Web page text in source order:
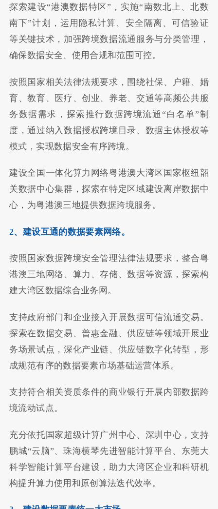
探索建设“港澳数据特区”，实施“南数北上、北数
南下”计划，运用隐私计算、安全隔离、可信验证
等关键技术，加强跨境数据流通服务与分类管理，
确保数据安全、使用合规和范围可控。
按照国家相关法律法规要求，围绕社保、户籍、婚
育、教育、医疗、创业、养老、交通等高频公共服
务数据需求，探索推行数据跨境流通“白名单”制
度，通过纳入数据授权跨境目录、数据主体授权等
模式，实现数据安全有序跨境。
建设全国一体化算力网络粤港澳大湾区国家枢纽韶
关数据中心集群，探索在特定区域建设离岸数据中
心，为粤港澳三地提供数据跨境服务。
2、建设互通的数据要素网络。
按照国家数据跨境安全管理法律法规要求，整合粤
港澳三地网络、算力、存储、数据等资源，探索构
建大湾区数据综合业务网。
支持政府部门和企业接入开展数据可信流通交易。
探索在数据交易、普惠金融、供应链等领域开展业
务场景试点，深化产业链、供应链数字化转型，形
成规范有序的数据要素市场基础运营体系。
支持符合相关资质条件的商业银行开展内部数据跨
境流动试点。
充分依托国家超级计算广州中心、深圳中心，支持
鹏城“云脑”、珠海横琴先进智能计算平台、东莞大
科学智能计算平台建设，助力大湾区企业和科研机
构提升算力使用和原创算法迭代效率。